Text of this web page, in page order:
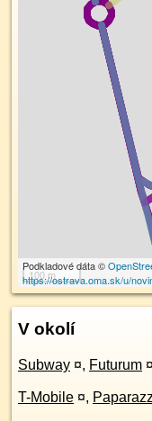
100 m
Podkladové dáta ©
https://ostrava.oma.sk/u/
V okolí
Subway ¤, Futurum ¤
T-Mobile ¤,